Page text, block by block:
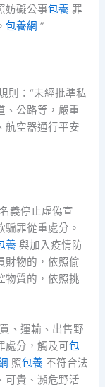
妨礙公事包養 罪
包養網 ”
則：“未經批準私
、公路等，嚴重
航空器通行平安
義停止虛偽宣
罪從重處分。
養 與加入疫情防
財物的，依照偷
物質的，依照挑
、運輸、出售野
處分，觸及可包
照包養 不符合法
可貴、瀕危野活